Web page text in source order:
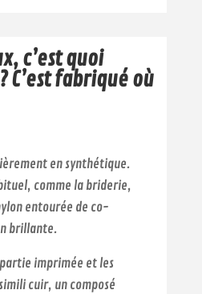
c’est quoi
C’est fabriqué où
en synthétique.
comme la briderie,
entourée de co-
brillante.
imprimée et les
cuir, un composé